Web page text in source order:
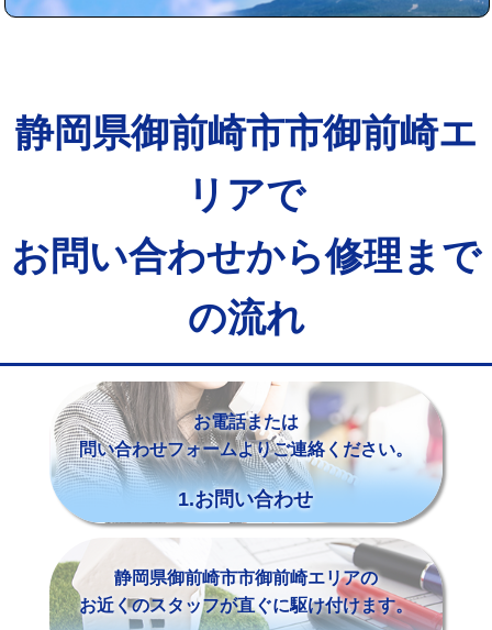
静岡県御前崎市市御前崎エ
リアで
お問い合わせから修理まで
の流れ
お電話または
問い合わせフォームよりご連絡ください。
1.お問い合わせ
静岡県御前崎市市御前崎エリアの
お近くのスタッフが直ぐに駆け付けます。